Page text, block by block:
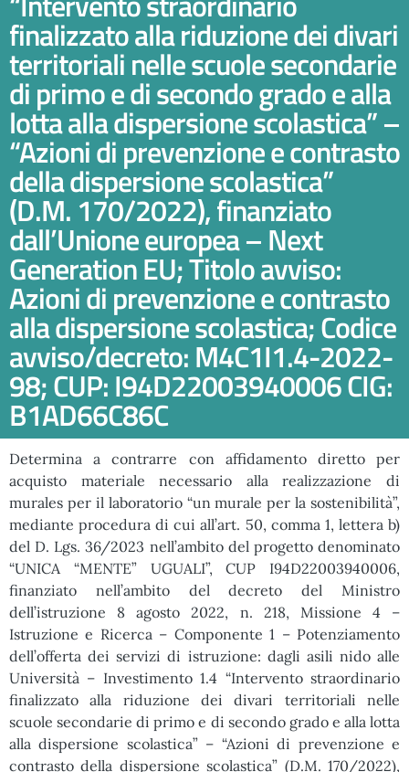
finalizzato alla riduzione dei divari
territoriali nelle scuole secondarie
di primo e di secondo grado e alla
lotta alla dispersione scolastica” –
“Azioni di prevenzione e contrasto
della dispersione scolastica”
(D.M. 170/2022), finanziato
dall’Unione europea – Next
Generation EU; Titolo avviso:
Azioni di prevenzione e contrasto
alla dispersione scolastica; Codice
avviso/decreto: M4C1I1.4-2022-
98; CUP: I94D22003940006 CIG:
B1AD66C86C
Determina a contrarre con affidamento diretto per
acquisto materiale necessario alla realizzazione di
murales per il laboratorio “un murale per la sostenibilità”,
mediante procedura di cui all’art. 50, comma 1, lettera b)
del D. Lgs. 36/2023 nell’ambito del progetto denominato
“UNICA “MENTE” UGUALI”, CUP I94D22003940006,
finanziato nell’ambito del decreto del Ministro
dell’istruzione 8 agosto 2022, n. 218, Missione 4 –
Istruzione e Ricerca – Componente 1 – Potenziamento
dell’offerta dei servizi di istruzione: dagli asili nido alle
Università – Investimento 1.4 “Intervento straordinario
finalizzato alla riduzione dei divari territoriali nelle
scuole secondarie di primo e di secondo grado e alla lotta
alla dispersione scolastica” – “Azioni di prevenzione e
contrasto della dispersione scolastica” (D.M. 170/2022),